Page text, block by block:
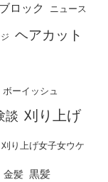
ロック ニュース
ヘアカット
ボーイッシュ
談 刈り上げ
刈り上げ女子女ウケ
金髪 黒髪